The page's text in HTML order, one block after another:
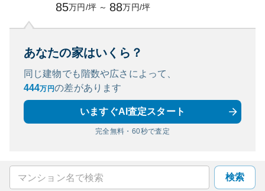
85万円/坪 ～ 88万円/坪
あなたの家はいくら？
同じ建物でも階数や広さによって、
444万円の差があります
いますぐAI査定スタート
完全無料・60秒で査定
検索